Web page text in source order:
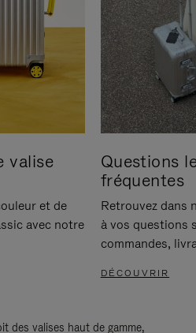
valise
et de
avec notre
Questions
fréquentes
Retrouvez dans
à vos questions
commandes,
DÉCOUVRIR
des valises haut de gamme,